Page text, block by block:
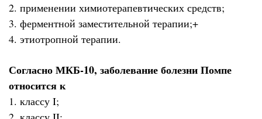
2. применении химиотерапевтических средств;
3. ферментной заместительной терапии;+
4. этиотропной терапии.
Согласно МКБ-10, заболевание болезни Помпе
относится к
1. классу I;